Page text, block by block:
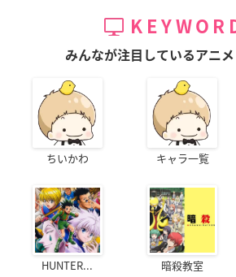
みんなが注目しているアニ
ちいかわ キャラ一覧
HUNTER... 暗殺教室